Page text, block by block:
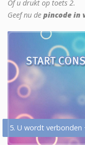
Of u drukt op toets 2.
Geef nu de pincode in
5. U wordt verbonden